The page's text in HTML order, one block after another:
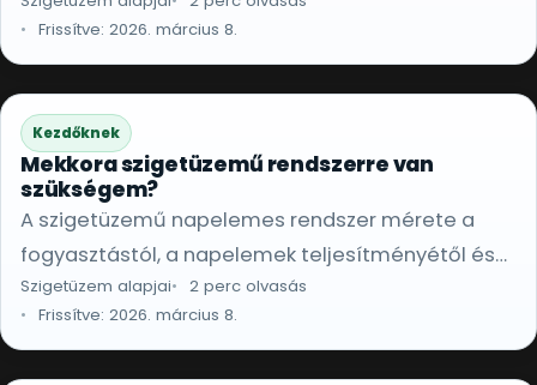
vezérlőelemek.
Frissítve: 2026. március 8.
Kezdőknek
Mekkora szigetüzemű rendszerre van
szükségem?
A szigetüzemű napelemes rendszer mérete a
fogyasztástól, a napelemek teljesítményétől és
az akkumulátor kapacitásától függ.
Szigetüzem alapjai
2 perc olvasás
Frissítve: 2026. március 8.